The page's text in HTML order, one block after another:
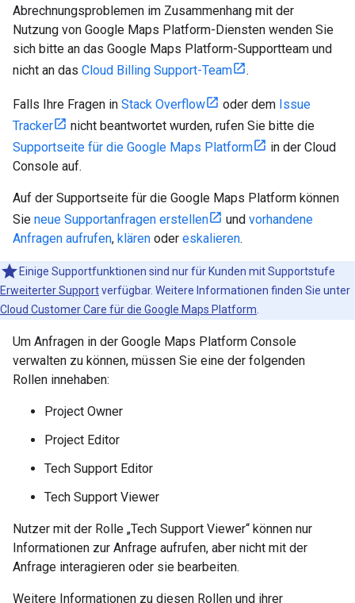
Abrechnungsproblemen im Zusammenhang mit der
Nutzung von Google Maps Platform-Diensten wenden Sie
sich bitte an das Google Maps Platform-Supportteam und
nicht an das Cloud Billing Support-Team .
Falls Ihre Fragen in Stack Overflow oder dem Issue
Tracker
nicht beantwortet wurden, rufen Sie bitte die
Supportseite für die Google Maps Platform
in der Cloud
Console auf.
Auf der Supportseite für die Google Maps Platform können
Sie neue Supportanfragen erstellen und vorhandene
Anfragen aufrufen, klären oder eskalieren.
Einige Supportfunktionen sind nur für Kunden mit Supportstufe
Erweiterter Supportverfügbar. Weitere Informationen finden Sie unter
Cloud Customer Care für die Google Maps Platform
Um Anfragen in der Google Maps Platform Console
verwalten zu können, müssen Sie eine der folgenden
Rollen innehaben:
Project Owner
Project Editor
Tech Support Editor
Tech Support Viewer
Nutzer mit der Rolle „Tech Support Viewer“ können nur
Informationen zur Anfrage aufrufen, aber nicht mit der
Anfrage interagieren oder sie bearbeiten.
Weitere Informationen zu diesen Rollen und ihrer